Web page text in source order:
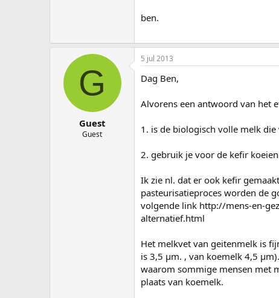
ben.
G
Guest
Guest
5 jul 2013
Dag Ben,
Alvorens een antwoord van het
1. is de biologisch volle melk
2. gebruik je voor de kefir
Ik zie nl. dat er ook kefir
pasteurisatieproces worden de
volgende link http://mens-en-
alternatief.html
Het melkvet van geitenmelk is
is 3,5 µm. , van koemelk 4,5
waarom sommige mensen met
plaats van koemelk.